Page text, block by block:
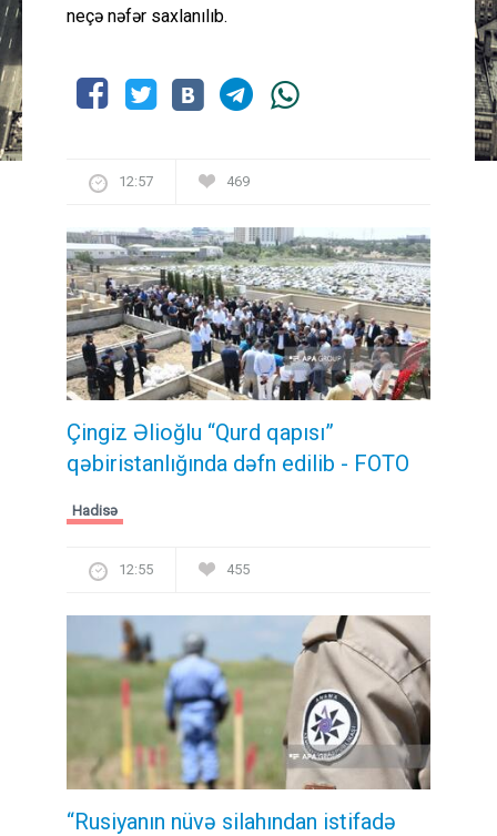
neçə nəfər saxlanılıb.
12:57 469
Çingiz Əlioğlu “Qurd qapısı”
qəbiristanlığında dəfn edilib - FOTO
Hadisə
12:55 455
“Rusiyanın nüvə silahından istifadə